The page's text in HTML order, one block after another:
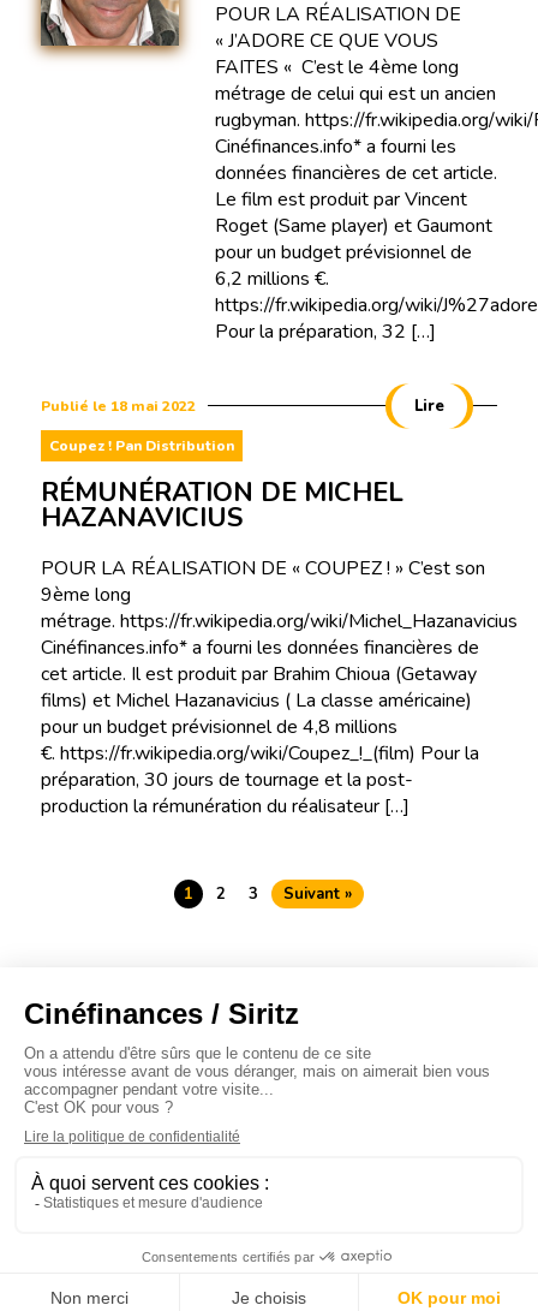
POUR LA RÉALISATION DE
« J’ADORE CE QUE VOUS
FAITES « C’est le 4ème long
métrage de celui qui est un ancien
rugbyman. https://fr.wikipedia.org/wiki/
Cinéfinances.info* a fourni les
données financières de cet article.
Le film est produit par Vincent
Roget (Same player) et Gaumont
pour un budget prévisionnel de
6,2 millions €.
https://fr.wikipedia.org/wiki/
Pour la préparation, 32 […]
Publié le 18 mai 2022
Coupez ! Pan Distribution
Lire
RÉMUNÉRATION DE MICHEL
HAZANAVICIUS
POUR LA RÉALISATION DE « COUPEZ ! » C’est son
9ème long
métrage. https://fr.wikipedia.org/wiki/Michel_Hazanavicius
Cinéfinances.info* a fourni les données financières de
cet article. Il est produit par Brahim Chioua (Getaway
films) et Michel Hazanavicius ( La classe américaine)
pour un budget prévisionnel de 4,8 millions
€. https://fr.wikipedia.org/wiki/Coupez_!_(film) Pour la
préparation, 30 jours de tournage et la post-
production la rémunération du réalisateur […]
1 2 3 Suivant »
À propos
Baromètres
Cinéscoop
Éditorial
Le Carrefour
Siritz © 2020 -